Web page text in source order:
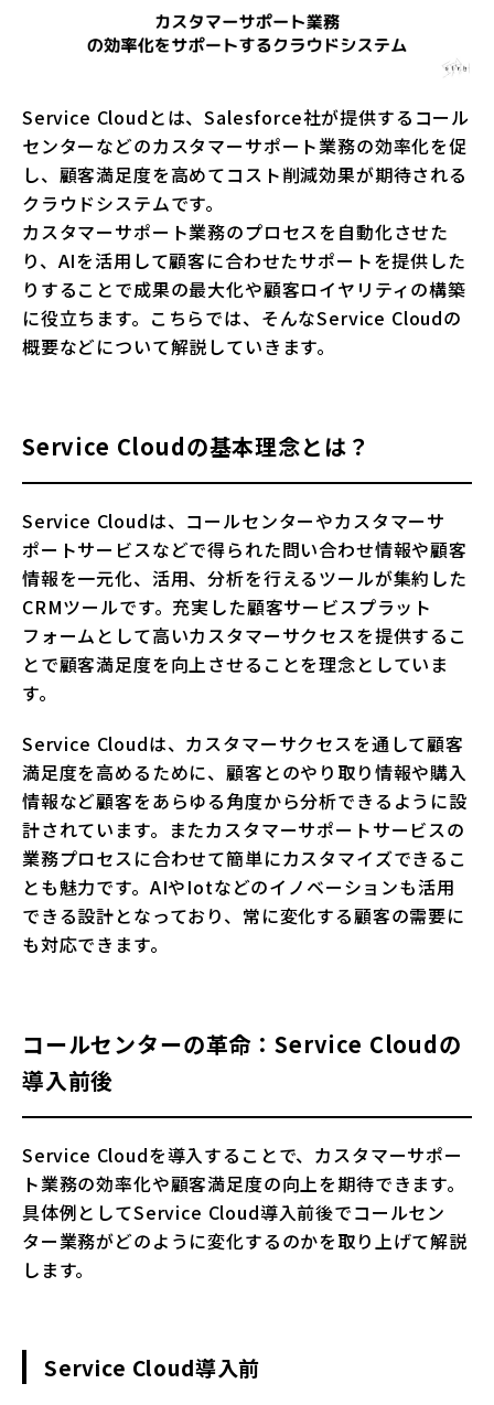
Service Cloudとは、Salesforce社が提供するコール
センターなどのカスタマーサポート業務の効率化を促
し、顧客満足度を高めてコスト削減効果が期待される
クラウドシステムです。
カスタマーサポート業務のプロセスを自動化させた
り、AIを活用して顧客に合わせたサポートを提供した
りすることで成果の最大化や顧客ロイヤリティの構築
に役立ちます。こちらでは、そんなService Cloudの
概要などについて解説していきます。
Service Cloudの基本理念とは？
Service Cloudは、コールセンターやカスタマーサ
ポートサービスなどで得られた問い合わせ情報や顧客
情報を一元化、活用、分析を行えるツールが集約した
CRMツールです。充実した顧客サービスプラット
フォームとして高いカスタマーサクセスを提供するこ
とで顧客満足度を向上させることを理念としていま
す。
Service Cloudは、カスタマーサクセスを通して顧客
満足度を高めるために、顧客とのやり取り情報や購入
情報など顧客をあらゆる角度から分析できるように設
計されています。またカスタマーサポートサービスの
業務プロセスに合わせて簡単にカスタマイズできるこ
とも魅力です。AIやIotなどのイノベーションも活用
できる設計となっており、常に変化する顧客の需要に
も対応できます。
コールセンターの革命：Service Cloudの
導入前後
Service Cloudを導入することで、カスタマーサポー
ト業務の効率化や顧客満足度の向上を期待できます。
具体例としてService Cloud導入前後でコールセン
ター業務がどのように変化するのかを取り上げて解説
します。
Service Cloud導入前